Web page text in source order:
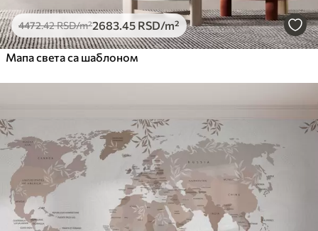
4472.42RSD/m²2683 .45 RSD/m²
Мапа света са шаблоном